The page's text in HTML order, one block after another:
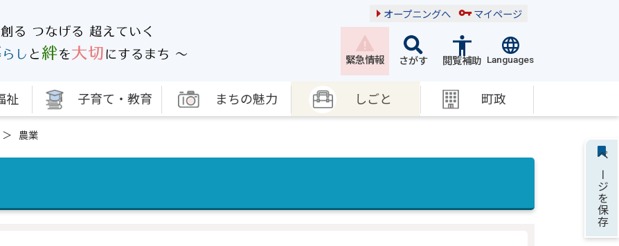
オープニングへ マイページ
緊急情報 さがす 閲覧補助 Languages
祉 子育て・教育 まちの魅力 しごと 町政
農業
ページを保存